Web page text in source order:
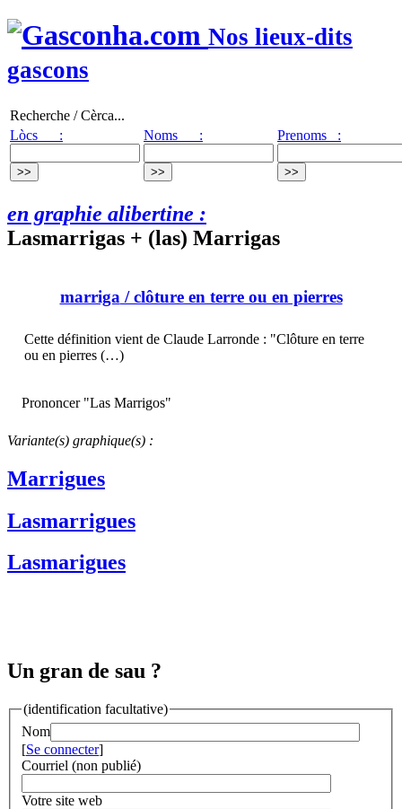
Nos lieux-dits
gascons
Recherche / Cèrca...
Lòcs :
Noms : Prenoms :
en graphie alibertine :
Lasmarrigas + (las) Marrigas
marriga/ clôture en terre ou en pierres
Cette définition vient de Claude Larronde : "Clôture en terre
ou en pierres (…)
Prononcer "Las Marrigos"
Variante(s) graphique(s) :
Marrigues
Lasmarrigues
Lasmarigues
Un gran de sau ?
(identification facultative)
Nom
[Se connecter]
Courriel (non publié)
Votre site web